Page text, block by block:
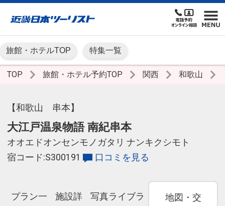
旅館・ホテルTOP 特集一覧
TOP 旅館・ホテル予約TOP 関西 和歌山
【和歌山 串本】
大江戸温泉物語 南紀串本
オオエドオンセンモノガタリ ナンキクシモト
宿コード:S300191
口コミを見る
プラン一
施設詳
写真ライブラ
地図・交